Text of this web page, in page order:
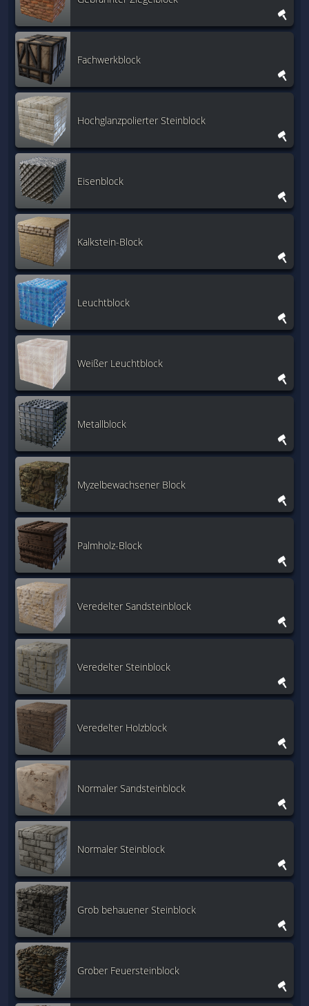
Fachwerkblock
Hochglanzpolierter Steinblock
Eisenblock
Kalkstein-Block
Leuchtblock
Weißer Leuchtblock
Metallblock
Myzelbewachsener Block
Palmholz-Block
Veredelter Sandsteinblock
Veredelter Steinblock
Veredelter Holzblock
Normaler Sandsteinblock
Normaler Steinblock
Grob behauener Steinblock
Grober Feuersteinblock